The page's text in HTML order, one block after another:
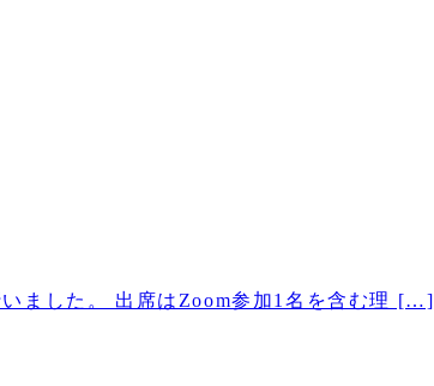
ました。 出席はZoom参加1名を含む理 […]